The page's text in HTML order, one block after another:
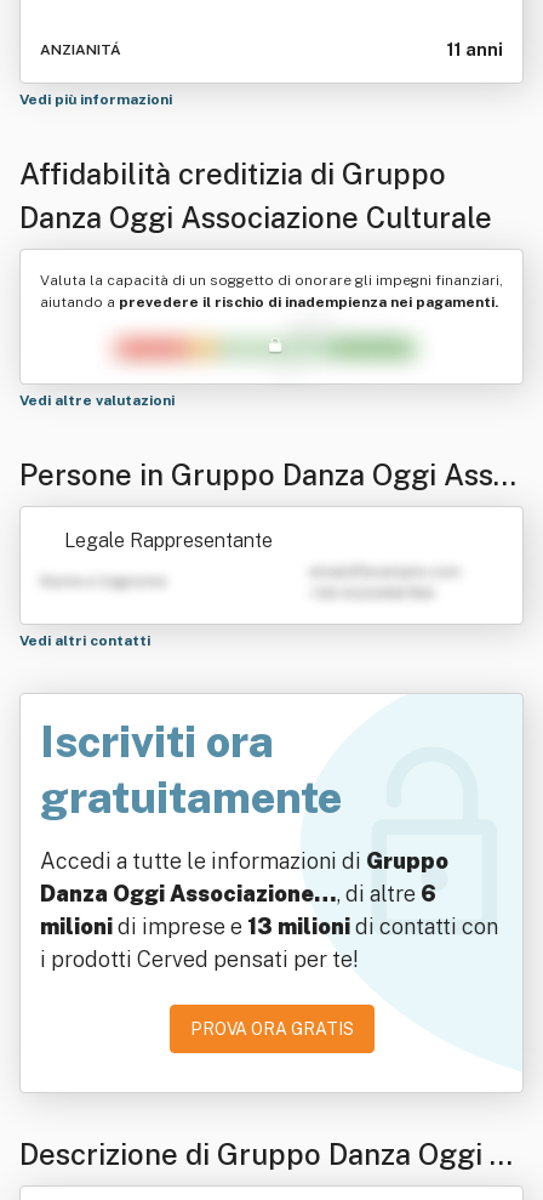
ANZIANITÁ 11 anni
Vedi più informazioni
Affidabilità creditizia di Gruppo
Danza Oggi Associazione Culturale
Valuta la capacità di un soggetto di onorare gli impegni finanziari,
aiutando a prevedere il rischio di inadempienza nei pagamenti.
Vedi altre valutazioni
Persone in Gruppo Danza Oggi Asso
ciazione Culturale
Legale Rappresentante
Nome e Cognome
Vedi altri contatti
Iscriviti ora
gratuitamente
Accedi a tutte le informazioni di Gruppo
Danza Oggi Associazione…, di altre 6
milionidi imprese e 13 milionidi contatti con
i prodotti Cerved pensati per te!
PROVA ORA GRATIS
Descrizione di Gruppo Danza Oggi A